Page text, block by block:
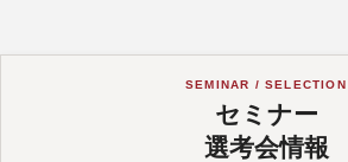
SEMINAR / SELECTION
セミナー
選考会情報